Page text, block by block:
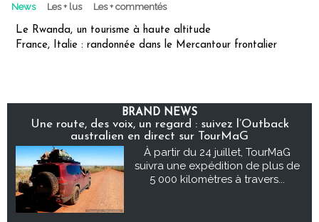
News Les + lus Les + commentés
Le Rwanda, un tourisme à haute altitude
France, Italie : randonnée dans le Mercantour frontalier
BRAND NEWS
Une route, des voix, un regard : suivez l’Outback
australien en direct sur TourMaG
À partir du 24 juillet, TourMaG
suivra une expédition de plus de
5 000 kilomètres à travers...